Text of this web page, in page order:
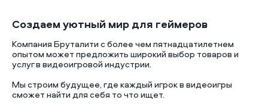
Создаем уютный мир для геймеров
Компания Бруталити с более чем пятнадцатилетнем
опытом может предложить широкий выбор товаров и
услуг в видеоигровой индустрии.
Мы строим будущее, где каждый игрок в видеоигры
сможет найти для себя то что ищет.